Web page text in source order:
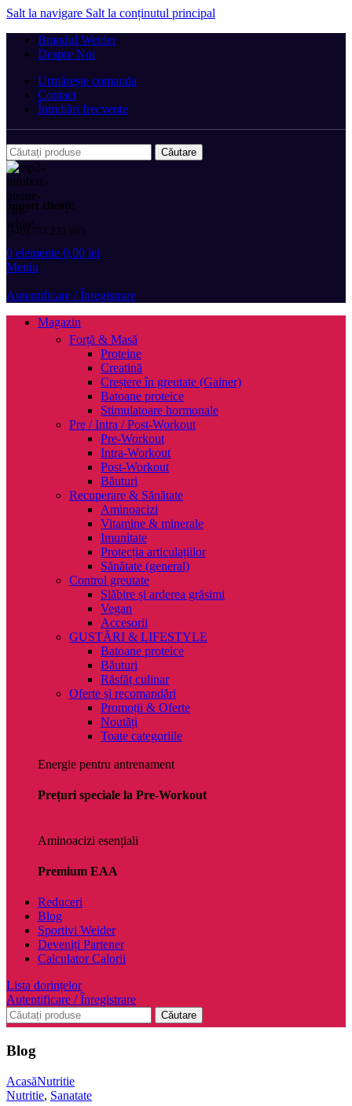
Salt la navigare Salt la conținutul principal
Brandul Weider
Despre Noi
Urmărește comanda
Contact
Întrebări frecvente
Căutare
Suport clienți:
(+40) 752 233 905
0 elemente 0,00 lei
Meniu
Autentificare / Înregistrare
Magazin
Forță & Masă
Proteine
Creatină
Creștere în greutate (Gainer)
Batoane proteice
Stimulatoare hormonale
Pre / Intra / Post-Workout
Pre-Workout
Intra-Workout
Post-Workout
Băuturi
Recuperare & Sănătate
Aminoacizi
Vitamine & minerale
Imunitate
Protecția articulațiilor
Sănătate (general)
Control greutate
Slăbire și arderea grăsimi
Vegan
Accesorii
GUSTĂRI & LIFESTYLE
Batoane proteice
Băuturi
Răsfăț culinar
Oferte și recomandări
Promoții & Oferte
Noutăți
Toate categoriile
Energie pentru antrenament
Prețuri speciale la Pre-Workout
Aminoacizi esențiali
Premium EAA
Reduceri
Blog
Sportivi Weider
Deveniți Partener
Calculator Calorii
Lista dorințelor
Autentificare / Înregistrare
Căutare
Blog
AcasăNutritie
Nutritie, Sanatate